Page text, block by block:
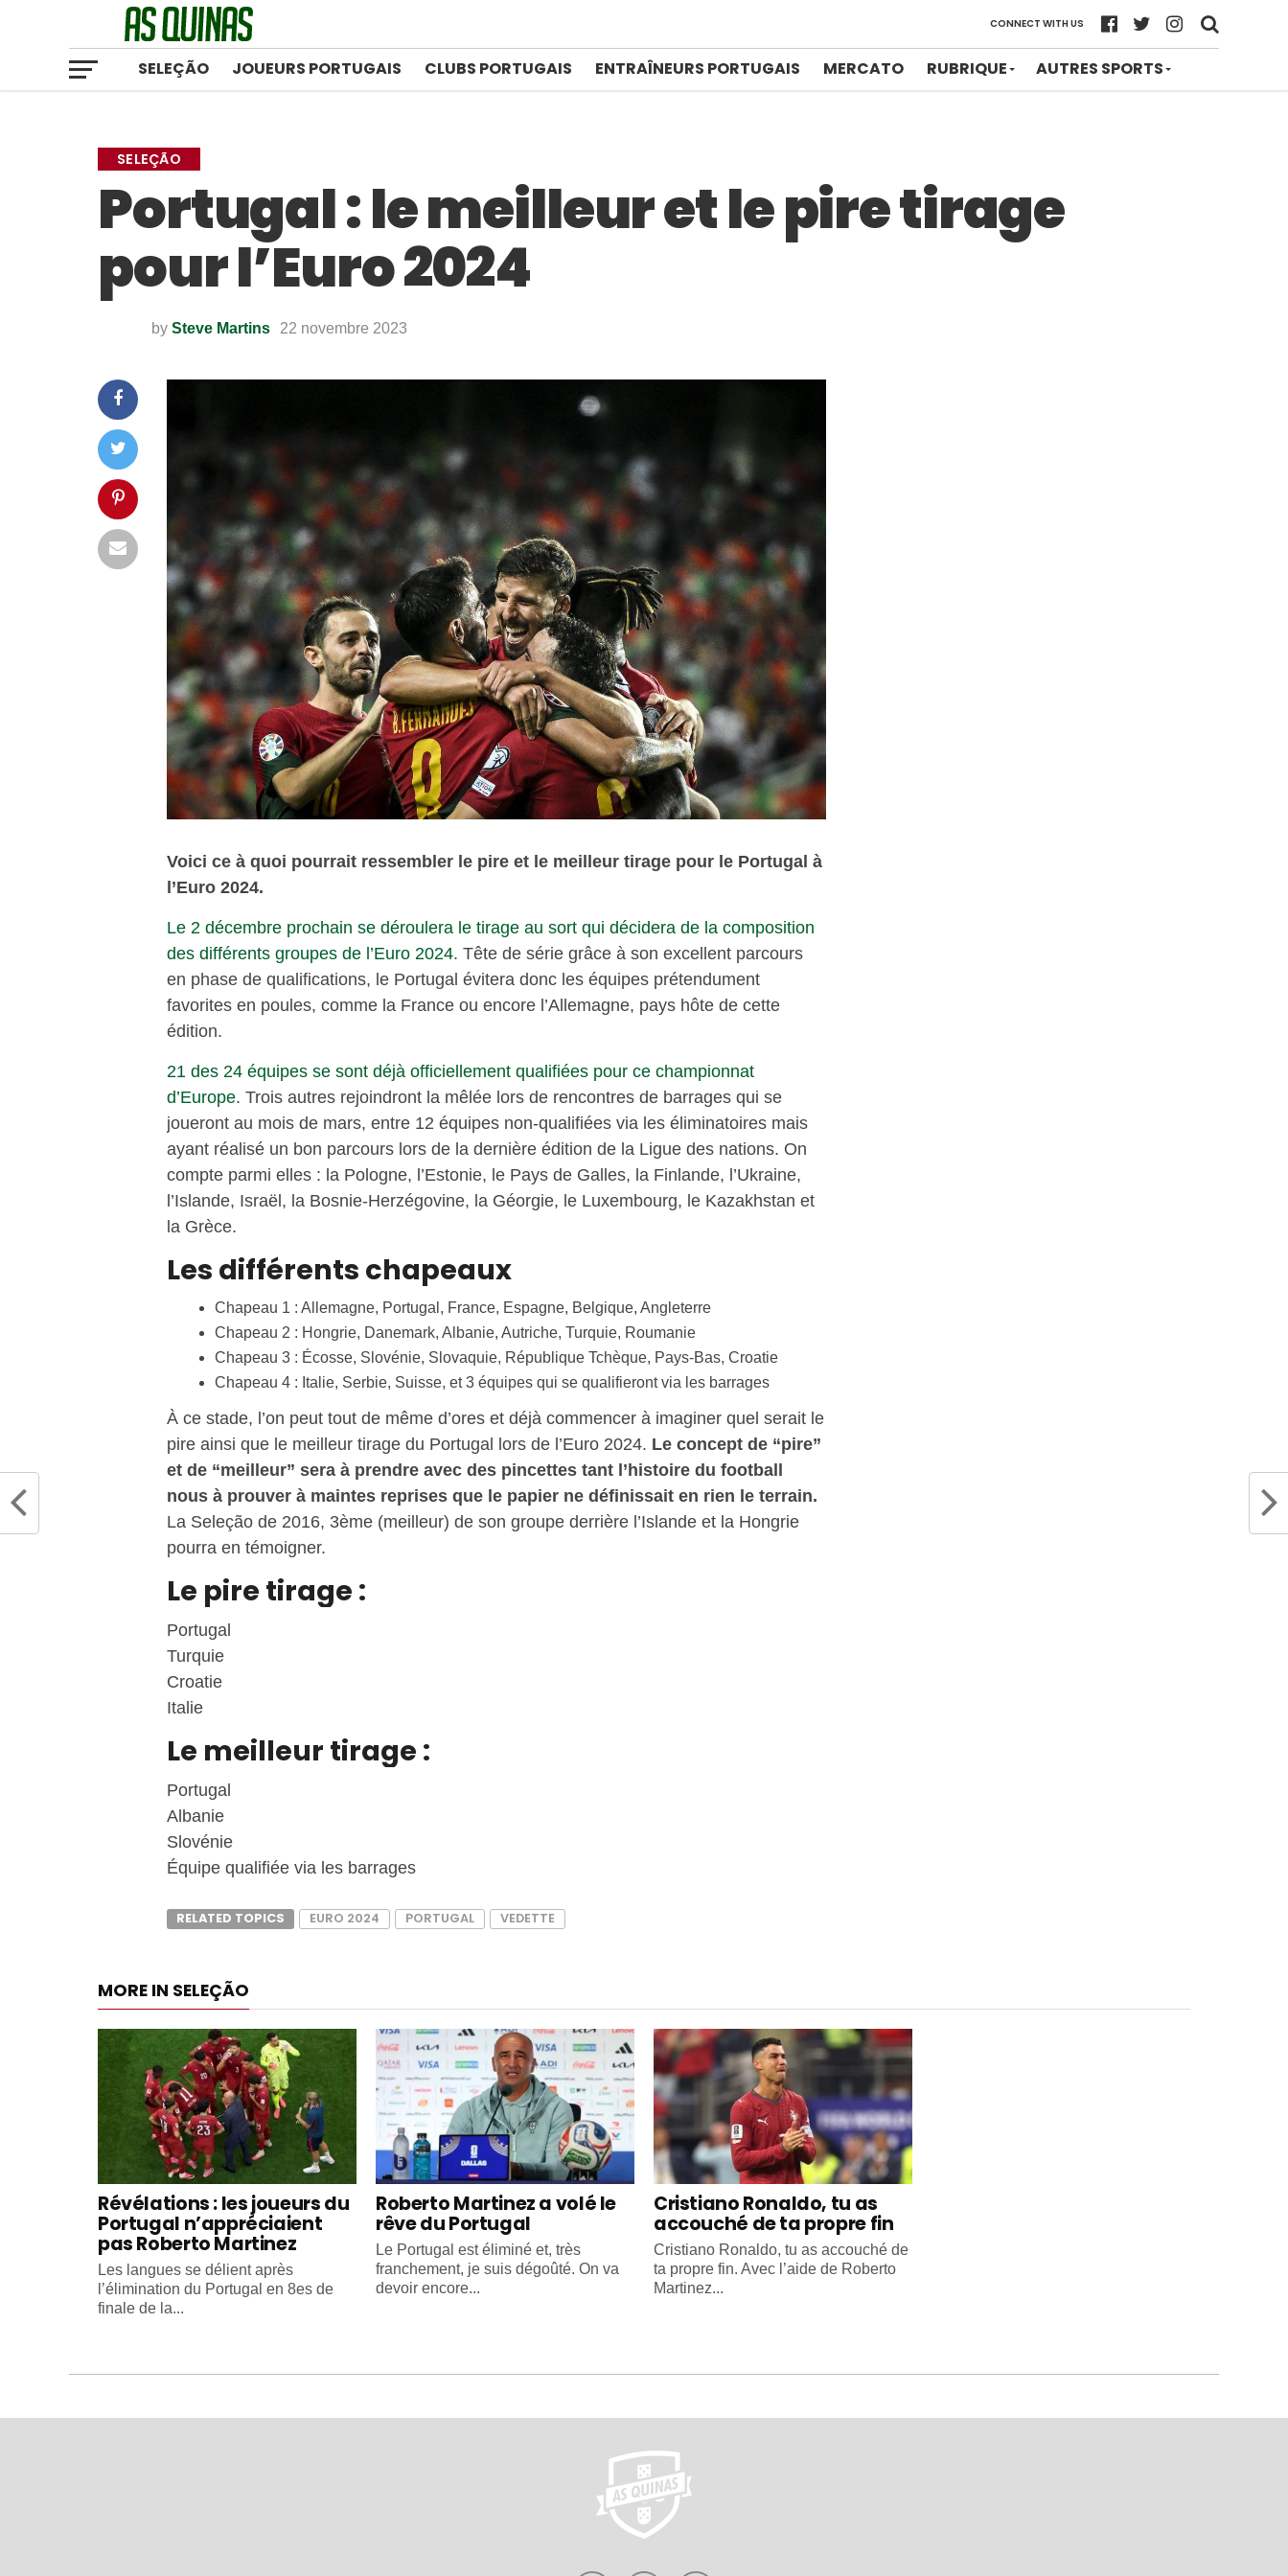
CONNECT WITH US
SELEÇÃO JOUEURS PORTUGAIS CLUBS PORTUGAIS ENTRAÎNEURS PORTUGAIS MERCATO RUBRIQUE AUTRES SPORTS
SELEÇÃO
Portugal : le meilleur et le pire tirage
pour l’Euro 2024
by Steve Martins 22 novembre 2023
Voici ce à quoi pourrait ressembler le pire et le meilleur tirage pour le Portugal à
l’Euro 2024.
Le 2 décembre prochain se déroulera le tirage au sort qui décidera de la composition
des différents groupes de l’Euro 2024. Tête de série grâce à son excellent parcours
en phase de qualifications, le Portugal évitera donc les équipes prétendument
favorites en poules, comme la France ou encore l’Allemagne, pays hôte de cette
édition.
21 des 24 équipes se sont déjà officiellement qualifiées pour ce championnat
d’Europe. Trois autres rejoindront la mêlée lors de rencontres de barrages qui se
joueront au mois de mars, entre 12 équipes non-qualifiées via les éliminatoires mais
ayant réalisé un bon parcours lors de la dernière édition de la Ligue des nations. On
compte parmi elles : la Pologne, l’Estonie, le Pays de Galles, la Finlande, l’Ukraine,
l’Islande, Israël, la Bosnie-Herzégovine, la Géorgie, le Luxembourg, le Kazakhstan et
la Grèce.
Les différents chapeaux
Chapeau 1 : Allemagne, Portugal, France, Espagne, Belgique, Angleterre
Chapeau 2 : Hongrie, Danemark, Albanie, Autriche, Turquie, Roumanie
Chapeau 3 : Écosse, Slovénie, Slovaquie, République Tchèque, Pays-Bas, Croatie
Chapeau 4 : Italie, Serbie, Suisse, et 3 équipes qui se qualifieront via les barrages
À ce stade, l’on peut tout de même d’ores et déjà commencer à imaginer quel serait le
pire ainsi que le meilleur tirage du Portugal lors de l’Euro 2024. Le concept de “pire”
et de “meilleur” sera à prendre avec des pincettes tant l’histoire du football
nous à prouver à maintes reprises que le papier ne définissait en rien le terrain.
La Seleção de 2016, 3ème (meilleur) de son groupe derrière l’Islande et la Hongrie
pourra en témoigner.
Le pire tirage :
Portugal
Turquie
Croatie
Italie
Le meilleur tirage :
Portugal
Albanie
Slovénie
Équipe qualifiée via les barrages
RELATED TOPICS EURO 2024 PORTUGAL VEDETTE
MORE IN SELEÇÃO
Révélations : les joueurs du
Portugal n’appréciaient
pas Roberto Martinez
Les langues se délient après
l’élimination du Portugal en 8es de
finale de la...
Roberto Martinez a volé le
rêve du Portugal
Le Portugal est éliminé et, très
franchement, je suis dégoûté. On va
devoir encore...
Cristiano Ronaldo, tu as
accouché de ta propre fin
Cristiano Ronaldo, tu as accouché de
ta propre fin. Avec l’aide de Roberto
Martinez...